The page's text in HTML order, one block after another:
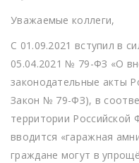
Уважаемые коллеги,
С 01.09.2021 вступил в
05.04.2021 № 79-ФЗ «О
законодательные акты
Закон № 79-ФЗ), в
территории Российской
вводится «гаражная
граждане могут в